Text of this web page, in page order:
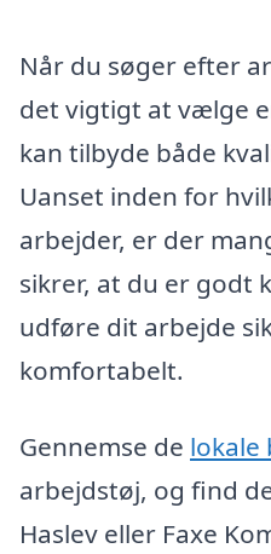
Når du søger efter
det vigtigt at vælge
kan tilbyde både
Uanset inden for
arbejder, er der
sikrer, at du er godt
udføre dit arbejde
komfortabelt.
Gennemse de lokale
arbejdstøj, og find
Haslev eller Faxe